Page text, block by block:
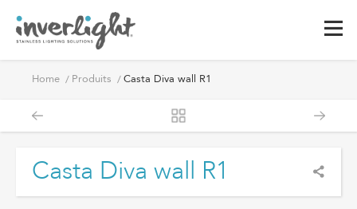
Home Produits Casta Diva wall R1
Casta Diva wall R1